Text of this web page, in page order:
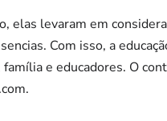
elas levaram em
Com isso, a
e educadores. O